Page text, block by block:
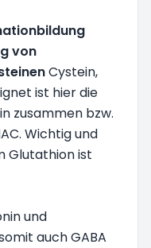
von
Cystein,
ist hier die
zusammen bzw.
Wichtig und
Glutathion ist
und
auch GABA